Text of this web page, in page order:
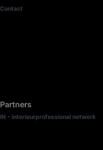
Contact
Partners
IN - interieurprofessional netwerk